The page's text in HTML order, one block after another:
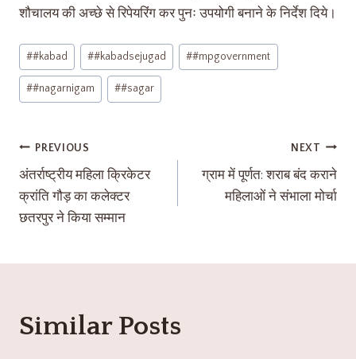
शौचालय की अच्छे से रिपेयरिंग कर पुनः उपयोगी बनाने के निर्देश दिये।
##kabad ##kabadsejugad ##mpgovernment
##nagarnigam ##sagar
PREVIOUS
अंतर्राष्ट्रीय महिला क्रिकेटर
क्रांति गौड़ का कलेक्टर
छतरपुर ने किया सम्मान
NEXT
ग्राम में पूर्णत: शराब बंद कराने
महिलाओं ने संभाला मोर्चा
Similar Posts